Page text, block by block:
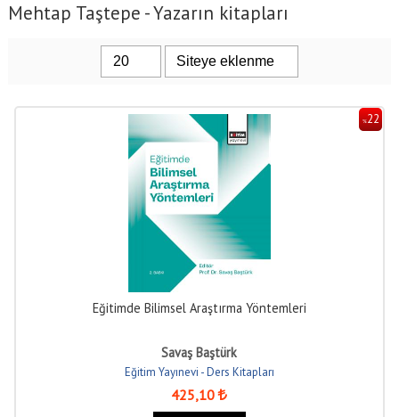
Mehtap Taştepe - Yazarın kitapları
%22
Eğitimde Bilimsel Araştırma Yöntemleri
Savaş Baştürk
Eğitim Yayınevi - Ders Kitapları
425,10